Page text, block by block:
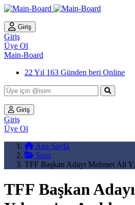
Giriş
Giriş
Üye Ol
Main-Board
22 Yıl 163 Günden beri Online
Giriş
Giriş
Üye Ol
Ana Sayfa
Spor
TFF Başkan Adayı Mehmet Ali
TFF Başkan